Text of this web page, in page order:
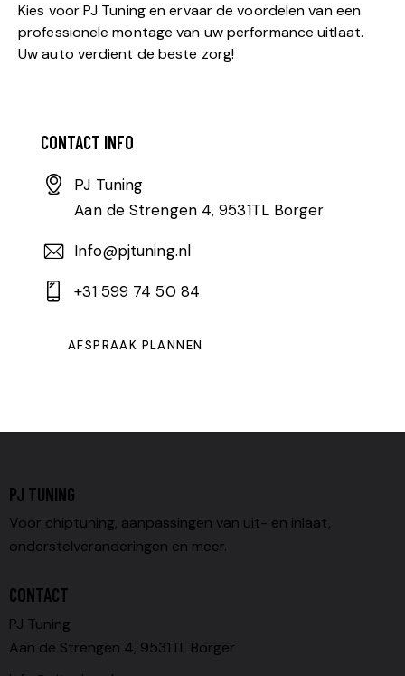
Kies voor PJ Tuning en ervaar de voordelen van een
professionele montage van uw performance uitlaat.
Uw auto verdient de beste zorg!
CONTACT INFO
PJ Tuning
Aan de Strengen 4, 9531TL Borger
Info@pjtuning.nl
+31 599 74 50 84
AFSPRAAK PLANNEN
PJ TUNING
Voor chiptuning, aanpassingen van uit- en inlaat,
onderstelveranderingen en meer.
CONTACT
PJ Tuning
Aan de Strengen 4, 9531TL Borger